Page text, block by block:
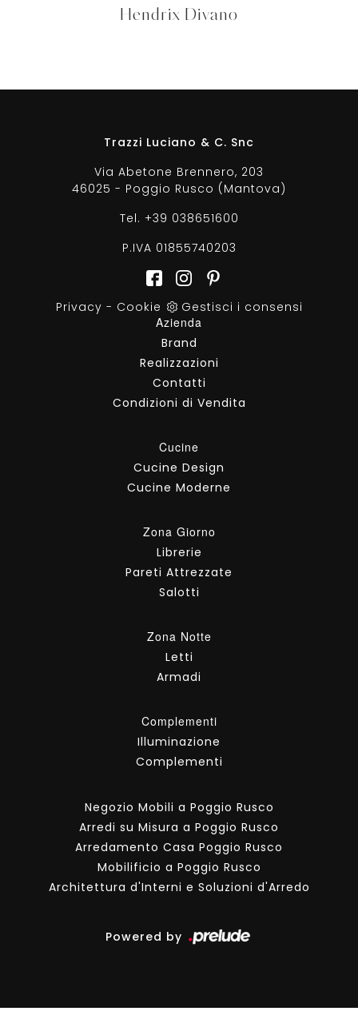
Hendrix Divano
Trazzi Luciano & C. Snc
Via Abetone Brennero, 203
46025 - Poggio Rusco (Mantova)
Tel. +39 038651600
P.IVA 01855740203
Privacy - Cookie
Gestisci i consensi
Azienda
Brand
Realizzazioni
Contatti
Condizioni di Vendita
Cucine
Cucine Design
Cucine Moderne
Zona Giorno
Librerie
Pareti Attrezzate
Salotti
Zona Notte
Letti
Armadi
Complementi
Illuminazione
Complementi
Negozio Mobili a Poggio Rusco
Arredi su Misura a Poggio Rusco
Arredamento Casa Poggio Rusco
Mobilificio a Poggio Rusco
Architettura d'Interni e Soluzioni d'Arredo
Powered by